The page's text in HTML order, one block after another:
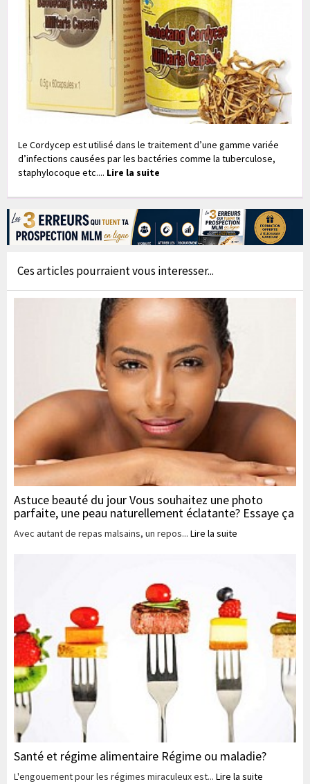
Le Cordycep est utilisé dans le traitement d’une gamme variée
d’infections causées par les bactéries comme la tuberculose,
staphylocoque etc.... Lire la suite
Ces articles pourraient vous interesser...
Astuce beauté du jour Vous souhaitez une photo
parfaite, une peau naturellement éclatante? Essaye ça
Avec autant de repas malsains, un repos... Lire la suite
Santé et régime alimentaire Régime ou maladie?
L'engouement pour les régimes miraculeux est... Lire la suite